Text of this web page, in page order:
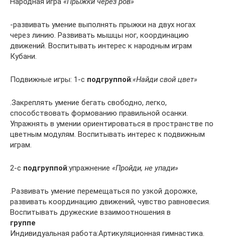
-развивать умение выполнять прыжки на двух ногах
через линию. Развивать мышцы ног, координацию
движений. Воспитывать интерес к народным играм
Кубани.
Подвижные игры: 1-с подгруппой:«Найди свой цвет»
.Закреплять умение бегать свободно, легко,
способствовать формованию правильной осанки.
Упражнять в умении ориентироваться в пространстве по
цветным модулям. Воспитывать интерес к подвижным
играм.
2-с подгруппой:упражнение «Пройди, не упади»
.Развивать умение перемещаться по узкой дорожке,
развивать координацию движений, чувство равновесия.
Воспитывать дружеские взаимоотношения в
группе
Индивидуальная работа:Артикуляционная гимнастика.